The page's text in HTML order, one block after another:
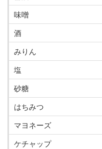
味噌
酒
みりん
塩
砂糖
はちみつ
マヨネーズ
ケチャップ